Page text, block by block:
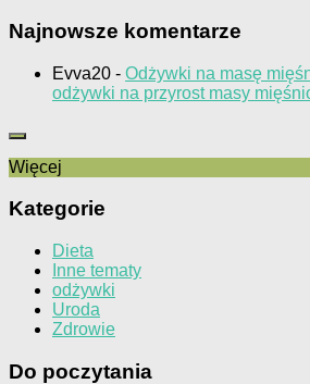
Najnowsze komentarze
Evva20 - Odżywki na masę
odżywki na przyrost masy
Więcej
Kategorie
Dieta
Inne tematy
odżywki
Uroda
Zdrowie
Do poczytania